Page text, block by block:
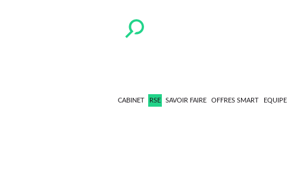
CABINET RSE SAVOIR FAIRE OFFRES SMART EQUIPE